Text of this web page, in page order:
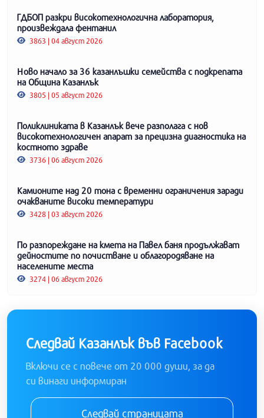
ГДБОП разкри високотехнологична лаборатория,
произвеждала фентанил
3863 | 04 август 2026
Ново начало за 36 казанлъшки семейства с подкрепата
на Община Казанлък
3805 | 05 август 2026
Поликлиниката в Казанлък вече разполага с нов
високотехнологичен апарат за прецизна диагностика на
костното здраве
3736 | 06 август 2026
Камионите над 20 тона с временни ограничения заради
очакваните високи температури
3428 | 03 август 2026
По разпореждане на кмета на Павел баня продължават
дейностите по почистване и облагородяване на
населените места
3274 | 06 август 2026
Следвай Казанлък във Facebook
Включи се с повече от 20 000 души, за да
си винаги информиран
Следвай страницата